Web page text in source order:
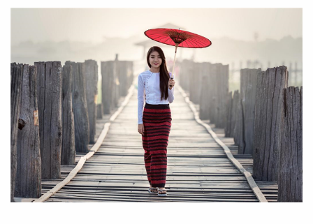
美国神 站内导